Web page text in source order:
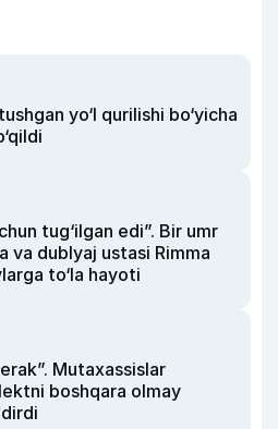
yo‘l qurilishi bo‘yicha
tug‘ilgan edi”. Bir umr
va dublyaj ustasi Rimma
to‘la hayoti
Mutaxassislar
boshqara olmay